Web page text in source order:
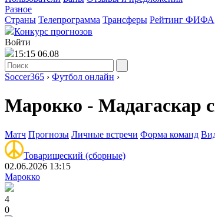
Разное
Страны Телепрограмма Трансферы Рейтинг ФИФА
Конкурс прогнозов
Войти
15:15 06.08
Soccer365 › Футбол онлайн ›
Марокко - Мадагаскар
Матч Прогнозы Личные встречи Форма команд
Товарищеский (сборные)
02.06.2026 13:15
Марокко
4
0